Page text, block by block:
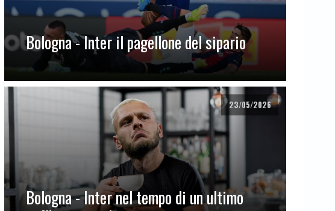
Bologna - Inter il pagellone del sipario
23/05/2026
Bologna - Inter nel tempo di un ultimo